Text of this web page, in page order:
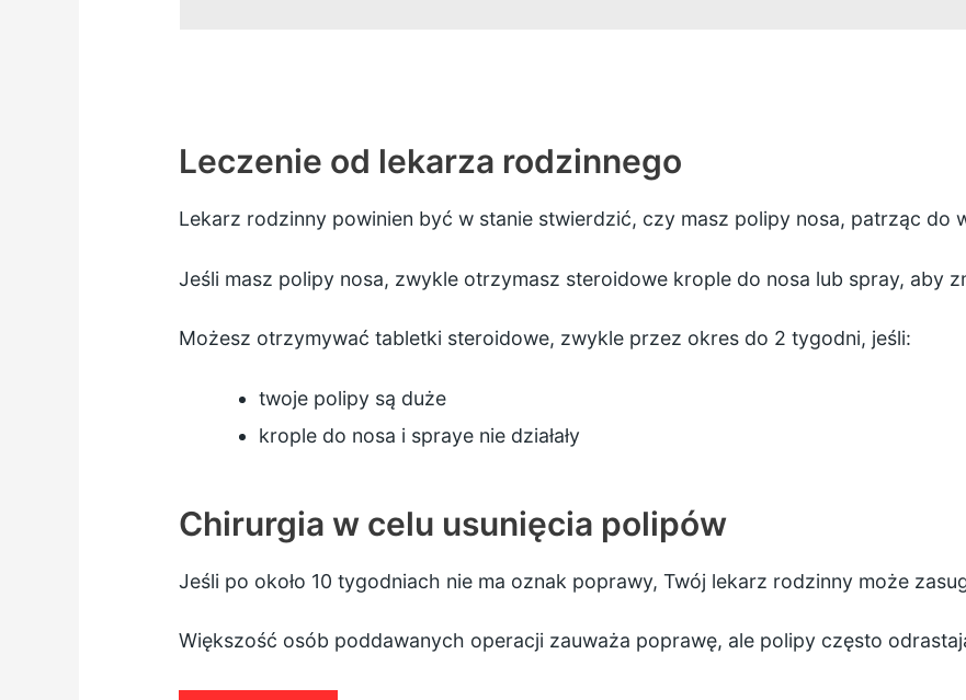
Leczenie od lekarza rodzinnego
Lekarz rodzinny powinien być w stanie stwierdzić, czy masz polipy nosa, patrząc do
Jeśli masz polipy nosa, zwykle otrzymasz steroidowe krople do nosa lub spray, aby
Możesz otrzymywać tabletki steroidowe, zwykle przez okres do 2 tygodni, jeśli:
twoje polipy są duże
krople do nosa i spraye nie działały
Chirurgia w celu usunięcia polipów
Jeśli po około 10 tygodniach nie ma oznak poprawy, Twój lekarz rodzinny może
Większość osób poddawanych operacji zauważa poprawę, ale polipy często